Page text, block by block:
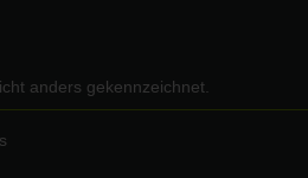
anders gekennzeichnet.